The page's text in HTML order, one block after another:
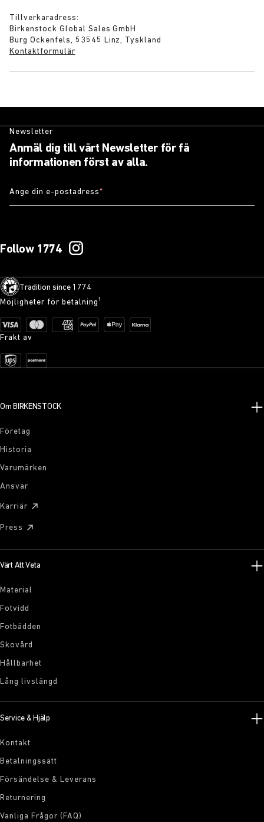
Tillverkaradress:
Birkenstock Global Sales GmbH
Burg Ockenfels, 53545 Linz, Tyskland
Kontaktformulär
Newsletter
Anmäl dig till vårt Newsletter för få
informationen först av alla.
Ange din e-postadress*
Follow 1774
Tradition since 1774
Möjligheter för betalning¹
Frakt av
Om BIRKENSTOCK
Företag
Historia
Varumärken
Ansvar
Karriär
Press
Värt Att Veta
Material
Fotvidd
Fotbädden
Skovård
Hållbarhet
Lång livslängd
Service & Hjälp
Kontakt
Betalningssätt
Försändelse & Leverans
Returnering
Vanliga Frågor (FAQ)